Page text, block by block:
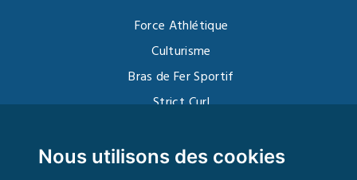
Nous utilisons des cookies
Force Athlétique
Culturisme
Bras de Fer Sportif
Strict Curl
Kettlebell